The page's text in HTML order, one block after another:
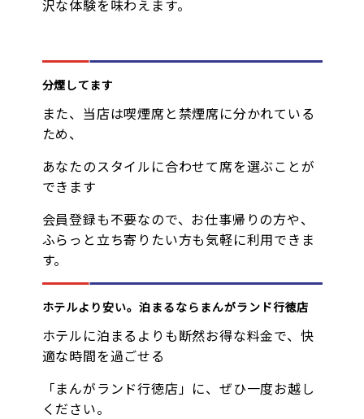
沢な体験を味わえます。
分煙してます
また、当店は喫煙席と禁煙席に分かれている
ため、
あなたのスタイルに合わせて席を選ぶことが
できます
会員登録も不要なので、お仕事帰りの方や、
ふらっと立ち寄りたい方も気軽に利用できま
す。
ホテルより安い。泊まるならまんがランド行徳店
ホテルに泊まるよりも断然お得な料金で、快
適な時間を過ごせる
「まんがランド行徳店」に、ぜひ一度お越し
ください。